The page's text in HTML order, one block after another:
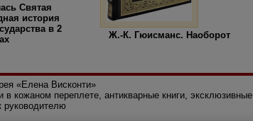
Святая
история
в 2
Ж.-К. Гюисманс. Наоборот
«Елена Висконти»
в кожаном переплете, антикварные книги, эксклюзивные
руководителю